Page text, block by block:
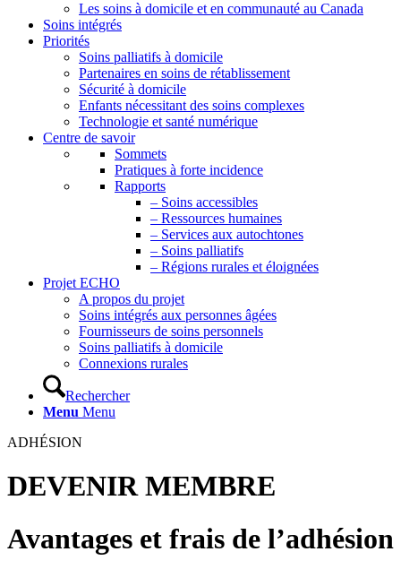
Les soins à domicile et en communauté au Canada
Soins intégrés
Priorités
Soins palliatifs à domicile
Partenaires en soins de rétablissement
Sécurité à domicile
Enfants nécessitant des soins complexes
Technologie et santé numérique
Centre de savoir
Sommets
Pratiques à forte incidence
Rapports
– Soins accessibles
– Ressources humaines
– Services aux autochtones
– Soins palliatifs
– Régions rurales et éloignées
Projet ECHO
A propos du projet
Soins intégrés aux personnes âgées
Fournisseurs de soins personnels
Soins palliatifs à domicile
Connexions rurales
Rechercher
Menu Menu
ADHÉSION
DEVENIR MEMBRE
Avantages et frais de l’adhésion